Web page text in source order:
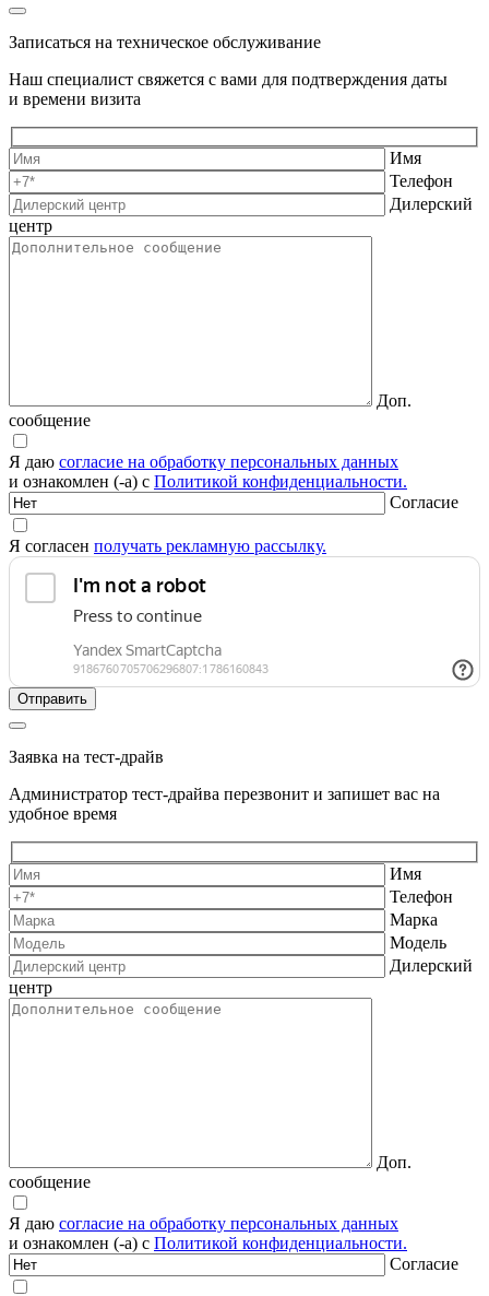
Записаться на техническое обслуживание
Наш специалист свяжется с вами для подтверждения даты
и времени визита
Имя
Телефон
Дилерский
центр
Доп.
сообщение
Я даю согласие на обработку персональных данных
и ознакомлен (-а) с Политикой конфиденциальности.
Согласие
Я согласен получать рекламную рассылку.
Заявка на тест-драйв
Администратор тест-драйва перезвонит и запишет вас на
удобное время
Имя
Телефон
Марка
Модель
Дилерский
центр
Доп.
сообщение
Я даю согласие на обработку персональных данных
и ознакомлен (-а) с Политикой конфиденциальности.
Согласие